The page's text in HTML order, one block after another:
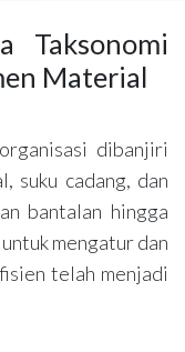
Taksonomi
Material
dibanjiri
suku cadang, dan
bantalan hingga
mengatur dan
telah menjadi